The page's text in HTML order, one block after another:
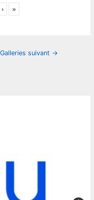
› »
Galleries suivant →